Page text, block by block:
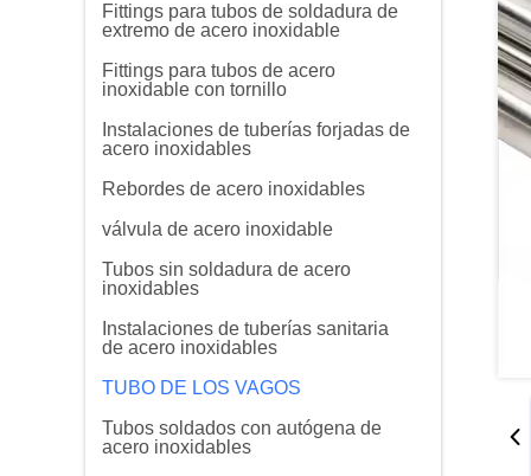
Fittings para tubos de soldadura de
extremo de acero inoxidable
Fittings para tubos de acero
inoxidable con tornillo
Instalaciones de tuberías forjadas de
acero inoxidables
Rebordes de acero inoxidables
válvula de acero inoxidable
Tubos sin soldadura de acero
inoxidables
Instalaciones de tuberías sanitaria
de acero inoxidables
TUBO DE LOS VAGOS
Tubos soldados con autógena de
acero inoxidables